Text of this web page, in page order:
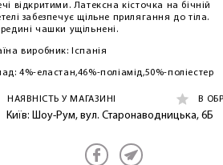
відкритими. Латексна кісточка на бічній
забезпечує щільне прилягання до тіла.
чашки ущільнені.
виробник: Іспанія
4%-еластан,46%-поліамід,50%-поліестер
НАЯВНІСТЬ У МАГАЗИНІ В
Київ: Шоу-Рум, вул. Старонаводницька, 6Б